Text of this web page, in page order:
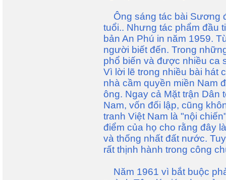
Ông sáng tác bài Sương
tuổi.. Nhưng tác phẩm đầu
bản An Phú in năm 1959.
người biết đến. Trong
phổ biến và được nhiều ca
Vì lời lẽ trong nhiều bài hát
nhà cầm quyền miền Nam
ông. Ngay cả Mặt trận Dân
Nam, vốn đối lập, cũng
tranh Việt Nam là "nội
điểm của họ cho rằng đây
và thống nhất đất nước.
rất thịnh hành trong công
Năm 1961 vì bắt buộc